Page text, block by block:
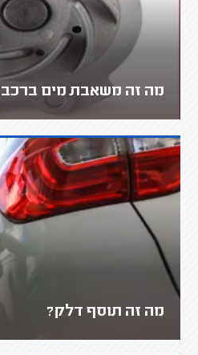
מה זה משאבת מים
מה זה תוסף דלק?